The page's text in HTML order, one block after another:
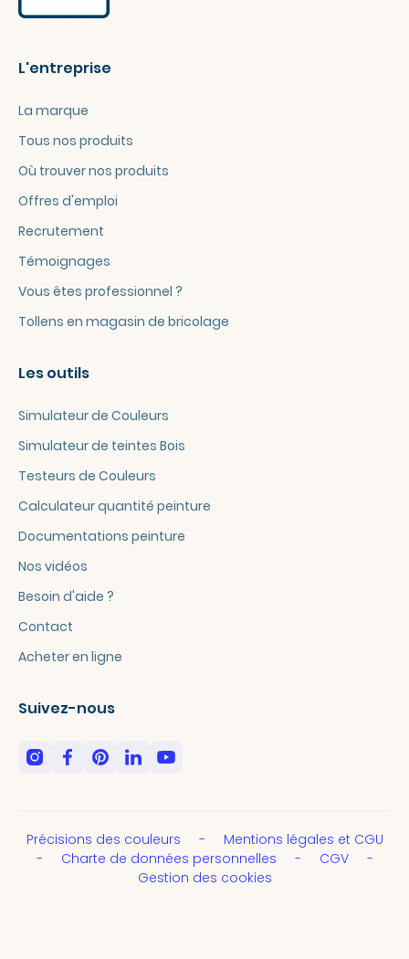
L'entreprise
La marque
Tous nos produits
Où trouver nos produits
Offres d'emploi
Recrutement
Témoignages
Vous êtes professionnel ?
Tollens en magasin de bricolage
Les outils
Simulateur de Couleurs
Simulateur de teintes Bois
Testeurs de Couleurs
Calculateur quantité peinture
Documentations peinture
Nos vidéos
Besoin d'aide ?
Contact
Acheter en ligne
Suivez-nous
Précisions des couleurs
Mentions légales et CGU
Charte de données personnelles
CGV
Gestion des cookies